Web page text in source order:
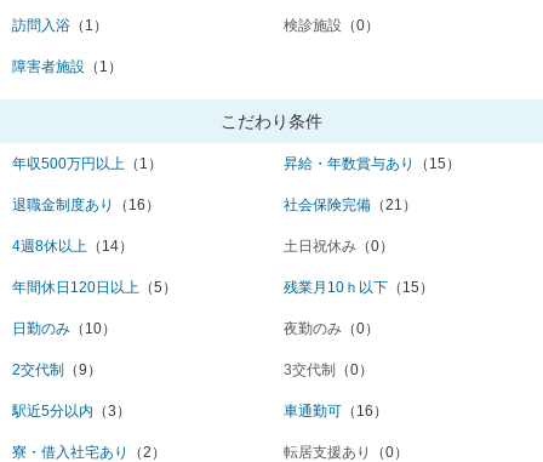
訪問入浴 （1） 検診施設 （0）
障害者施設 （1）
こだわり条件
年収500万円以上 （1） 昇給・年数賞与あり （15）
退職金制度あり （16） 社会保険完備 （21）
4週8休以上 （14） 土日祝休み （0）
年間休日120日以上 （5） 残業月10ｈ以下 （15）
日勤のみ （10） 夜勤のみ （0）
2交代制 （9） 3交代制 （0）
駅近5分以内 （3） 車通勤可 （16）
寮・借入社宅あり （2） 転居支援あり （0）